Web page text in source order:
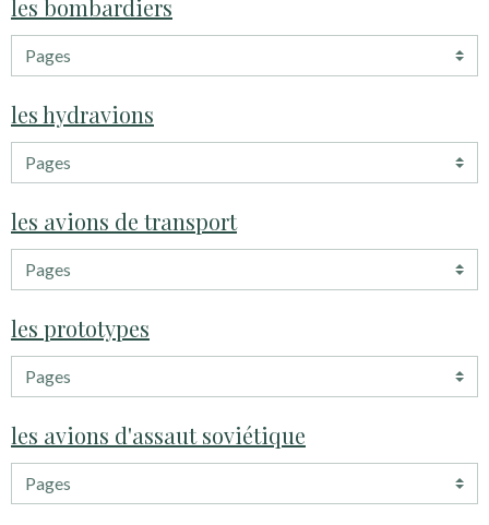
les bombardiers
les hydravions
les avions de transport
les prototypes
les avions d'assaut soviétique